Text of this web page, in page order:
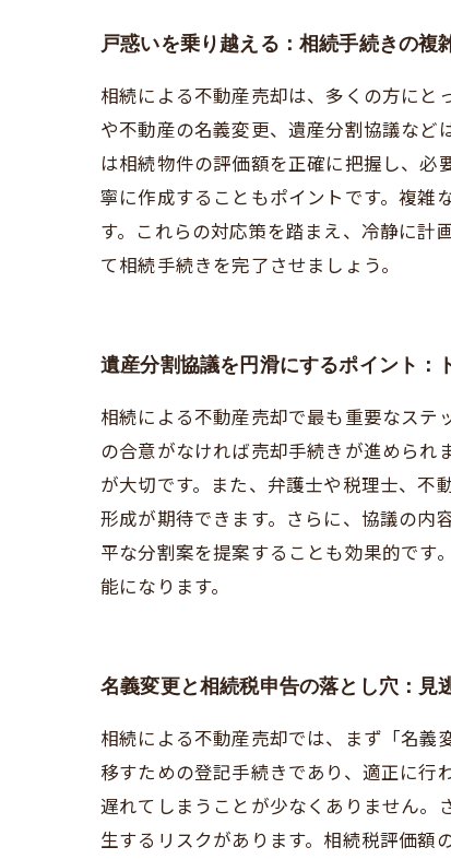
戸惑いを乗り越える：相続手続きの複
相続による不動産売却は、多くの方にと
や不動産の名義変更、遺産分割協議など
は相続物件の評価額を正確に把握し、
寧に作成することもポイントです。複雑
す。これらの対応策を踏まえ、冷静に計
て相続手続きを完了させましょう。
遺産分割協議を円滑にするポイント：
相続による不動産売却で最も重要なステ
の合意がなければ売却手続きが進められ
が大切です。また、弁護士や税理士、不
形成が期待できます。さらに、協議の内
平な分割案を提案することも効果的です
能になります。
名義変更と相続税申告の落とし穴：見
相続による不動産売却では、まず「名義
移すための登記手続きであり、適正に行
遅れてしまうことが少なくありません。
生するリスクがあります。相続税評価額